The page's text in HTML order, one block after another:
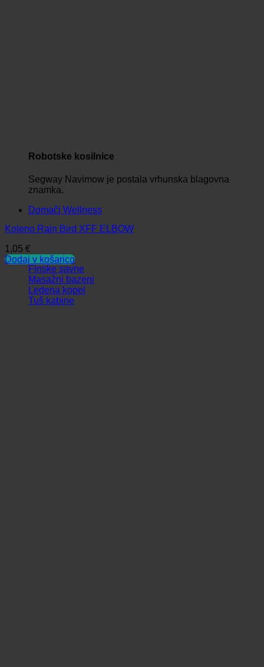
Robotske kosilnice
Segway Navimow je postala vrhunska blagovna
znamka.
Domači Wellness
Finske savne
Masažni bazeni
Ledena kopel
Tuš kabine
Koleno Rain Bird XFF ELBOW
1,05 €
Dodaj v košarico